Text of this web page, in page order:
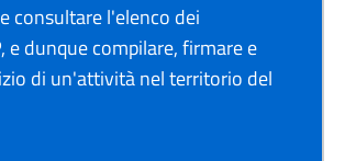
consultare l'elenco dei
e dunque compilare, firmare e
di un'attività nel territorio del